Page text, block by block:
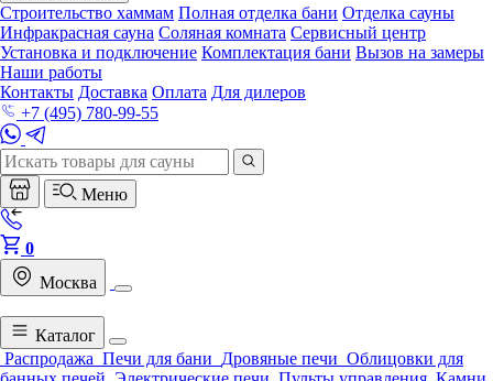
Строительство хаммам Полная отделка бани Отделка сауны
Инфракрасная сауна Соляная комната Сервисный центр
Установка и подключение Комплектация бани Вызов на замеры
Наши работы
Контакты Доставка Оплата Для дилеров
+7 (495) 780-99-55
Меню
0
Москва
Каталог
Распродажа Печи для бани Дровяные печи Облицовки для